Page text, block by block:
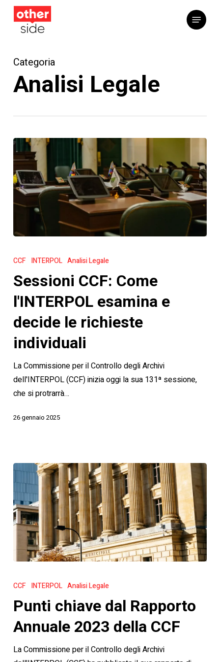
contenuto
Menu
Categoria
Analisi Legale
CCF:
l'INTERPOL
esamina
decide
le
individuali
CCF INTERPOL Analisi Legale
Sessioni CCF: Come
l'INTERPOL esamina e
decide le richieste
individuali
La Commissione per il Controllo degli Archivi
dell'INTERPOL (CCF) inizia oggi la sua 131ª sessione,
che si protrarrà…
26 gennaio 2025
chiave
Rapporto
Annuale
della
CCF INTERPOL Analisi Legale
Punti chiave dal Rapporto
Annuale 2023 della CCF
La Commissione per il Controllo degli Archivi